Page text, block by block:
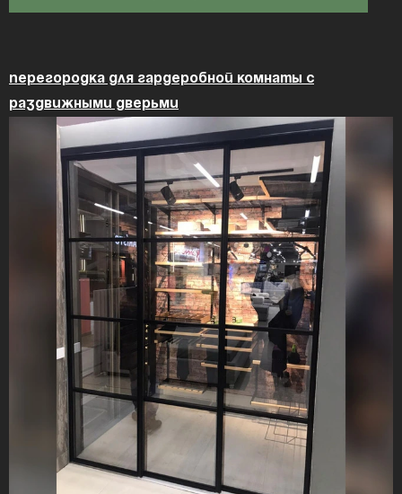
Перегородка для гардеробной комнаты с
раздвижными дверьми